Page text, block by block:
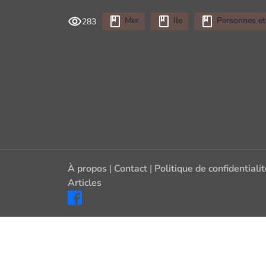
283 Mer Ile Personnes
À propos | Contact | Politique de
Articles